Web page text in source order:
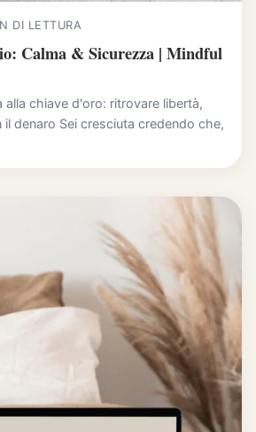
DI LETTURA
Calma & Sicurezza | Mindful
alla chiave d'oro: ritrovare libertà,
denaro Sei cresciuta credendo che,